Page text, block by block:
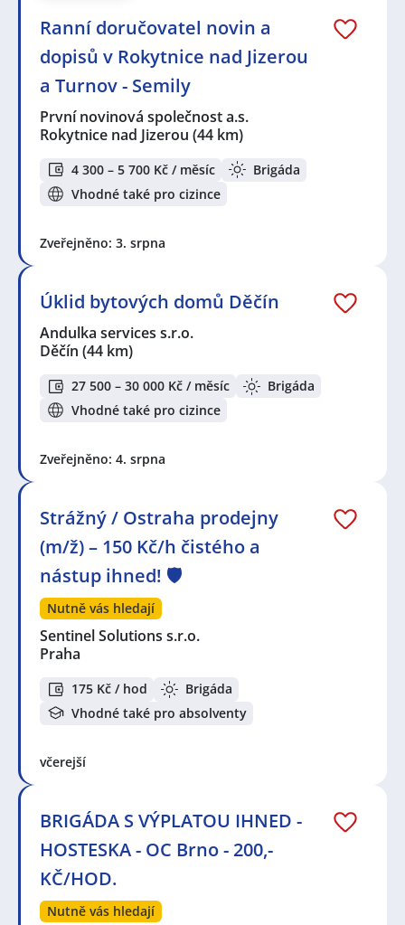
Ranní doručovatel novin a
dopisů v Rokytnice nad Jizerou
a Turnov - Semily
První novinová společnost a.s.
Rokytnice nad Jizerou (44 km)
4 300 – 5 700 Kč / měsíc
Brigáda
Vhodné také pro cizince
Zveřejněno: 3. srpna
Úklid bytových domů Děčín
Andulka services s.r.o.
Děčín (44 km)
27 500 – 30 000 Kč / měsíc
Brigáda
Vhodné také pro cizince
Zveřejněno: 4. srpna
Strážný / Ostraha prodejny
(m/ž) – 150 Kč/h čistého a
nástup ihned! 🛡️
Nutně vás hledají
Sentinel Solutions s.r.o.
Praha
175 Kč / hod
Brigáda
Vhodné také pro absolventy
včerejší
BRIGÁDA S VÝPLATOU IHNED -
HOSTESKA - OC Brno - 200,-
KČ/HOD.
Nutně vás hledají